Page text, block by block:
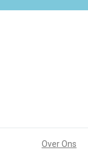
Over Ons